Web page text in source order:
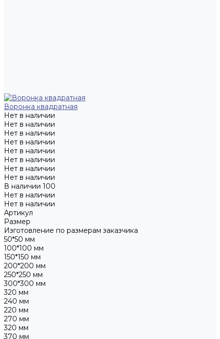
Воронка квадратная
Нет в наличии
Нет в наличии
Нет в наличии
Нет в наличии
Нет в наличии
Нет в наличии
Нет в наличии
Нет в наличии
В наличии 100
Нет в наличии
Нет в наличии
Артикул
Размер
Изготовление по размерам заказчика
50*50 мм
100*100 мм
150*150 мм
200*200 мм
250*250 мм
300*300 мм
320 мм
240 мм
220 мм
270 мм
320 мм
370 мм